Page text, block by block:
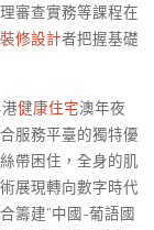
審查實務等課程在
修設計者把握基礎
健康住宅澳年夜
服務平臺的獨特優
帶困住，全身的肌
展現轉向數字時代
籌建“中國-葡語國